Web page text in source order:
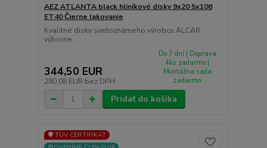
AEZ ATLANTA black hliníkové disky 9x20 5x108
ET40 Čierne lakovanie
Kvalitné disky svetoznámeho výrobcu ALCAR
výborne...
344,50 EUR
280,08 EUR bez DPH
Do 7 dní | Doprava
4ks zadarmo |
Montážna sada
zadarmo
Pridať do košíka
🛡️ TÜV CERTIFIKÁT